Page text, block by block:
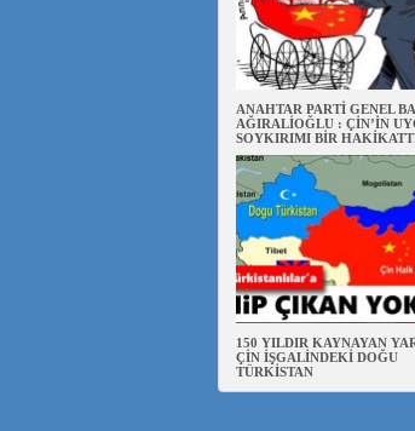
ANAHTAR PARTİ GENEL
AĞIRALİOĞLU : ÇİN’İN
SOYKIRIMI BİR
150 YILDIR KAYNAYAN
ÇİN İŞGALİNDEKİ DOĞU
TÜRKİSTAN